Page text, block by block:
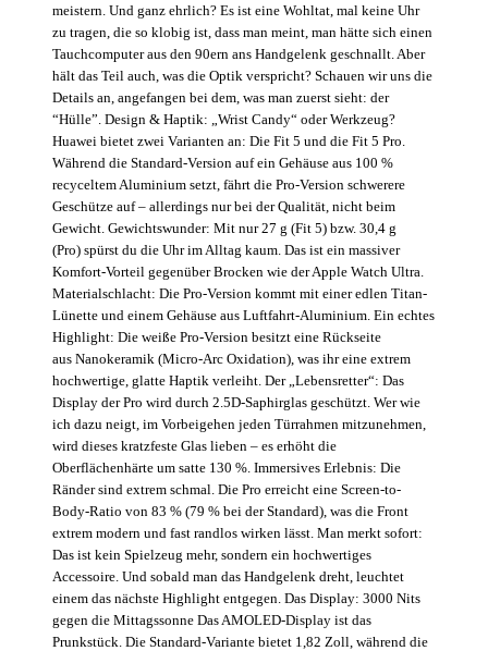
meistern. Und ganz ehrlich? Es ist eine Wohltat, mal keine Uhr
zu tragen, die so klobig ist, dass man meint, man hätte sich einen
Tauchcomputer aus den 90ern ans Handgelenk geschnallt. Aber
hält das Teil auch, was die Optik verspricht? Schauen wir uns die
Details an, angefangen bei dem, was man zuerst sieht: der
“Hülle”. Design & Haptik: „Wrist Candy“ oder Werkzeug?
Huawei bietet zwei Varianten an: Die Fit 5 und die Fit 5 Pro.
Während die Standard-Version auf ein Gehäuse aus 100 %
recyceltem Aluminium setzt, fährt die Pro-Version schwerere
Geschütze auf – allerdings nur bei der Qualität, nicht beim
Gewicht. Gewichtswunder: Mit nur 27 g (Fit 5) bzw. 30,4 g
(Pro) spürst du die Uhr im Alltag kaum. Das ist ein massiver
Komfort-Vorteil gegenüber Brocken wie der Apple Watch Ultra.
Materialschlacht: Die Pro-Version kommt mit einer edlen Titan-
Lünette und einem Gehäuse aus Luftfahrt-Aluminium. Ein echtes
Highlight: Die weiße Pro-Version besitzt eine Rückseite
aus Nanokeramik (Micro-Arc Oxidation), was ihr eine extrem
hochwertige, glatte Haptik verleiht. Der „Lebensretter“: Das
Display der Pro wird durch 2.5D-Saphirglas geschützt. Wer wie
ich dazu neigt, im Vorbeigehen jeden Türrahmen mitzunehmen,
wird dieses kratzfeste Glas lieben – es erhöht die
Oberflächenhärte um satte 130 %. Immersives Erlebnis: Die
Ränder sind extrem schmal. Die Pro erreicht eine Screen-to-
Body-Ratio von 83 % (79 % bei der Standard), was die Front
extrem modern und fast randlos wirken lässt. Man merkt sofort:
Das ist kein Spielzeug mehr, sondern ein hochwertiges
Accessoire. Und sobald man das Handgelenk dreht, leuchtet
einem das nächste Highlight entgegen. Das Display: 3000 Nits
gegen die Mittagssonne Das AMOLED-Display ist das
Prunkstück. Die Standard-Variante bietet 1,82 Zoll, während die